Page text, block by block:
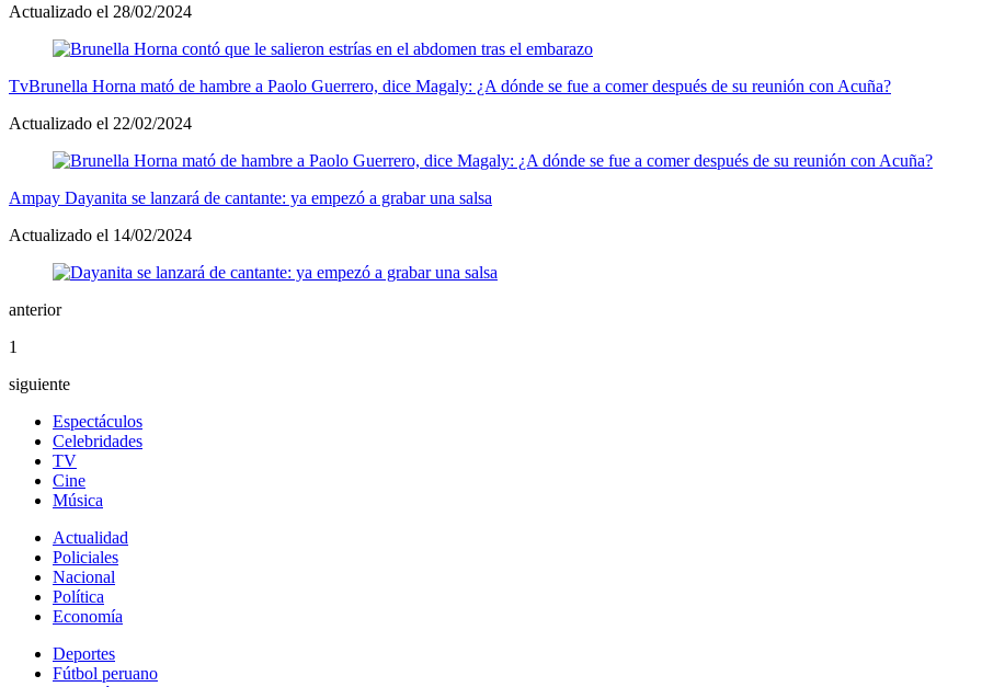
Actualizado el 28/02/2024
TvBrunella Horna mató de hambre a Paolo Guerrero, dice Magaly: ¿A dónde se fue a comer después de su reunión con Acuña?
Actualizado el 22/02/2024
Ampay Dayanita se lanzará de cantante: ya empezó a grabar una salsa
Actualizado el 14/02/2024
anterior
1
siguiente
Espectáculos
Celebridades
TV
Cine
Música
Actualidad
Policiales
Nacional
Política
Economía
Deportes
Fútbol peruano